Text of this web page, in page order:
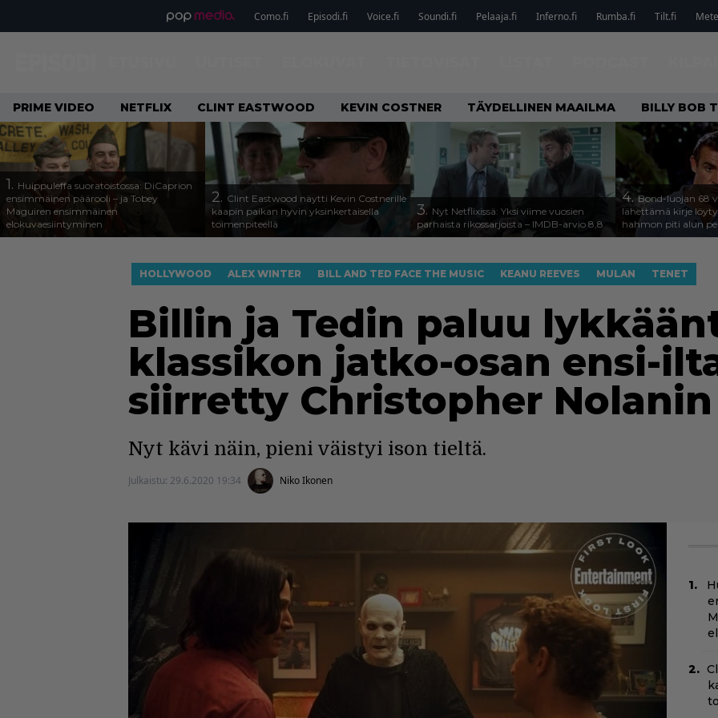
Como.fi Episodi.fi Voice.fi Soundi.fi Pelaaja.fi Inferno.fi Rumba.fi Tilt.fi
PRIME VIDEO NETFLIX CLINT EASTWOOD KEVIN COSTNER TÄYDELLINEN MAAILMA BILLY BOB
1. Huippuleffa suoratoistossa: DiCaprion
ensimmäinen päärooli – ja Tobey
Maguiren ensimmäinen
elokuvaesiintyminen
2. Clint Eastwood näytti Kevin Costnerille
kaapin paikan hyvin yksinkertaisella
toimenpiteellä
3. Nyt Netflixissä: Yksi viime vuosien
parhaista rikossarjoista – IMDB-arvio 8,8
4.Bond-luojan 68
lähettämä kirje
hahmon piti alun
HOLLYWOOD ALEX WINTER BILL AND TED FACE THE MUSIC KEANU REEVES MULAN TENET
Billin ja Tedin paluu
klassikon jatko-osan ensi-
siirretty Christopher
Nyt kävi näin, pieni väistyi ison tieltä.
Julkaistu: 29.6.2020 19:34 Niko Ikonen